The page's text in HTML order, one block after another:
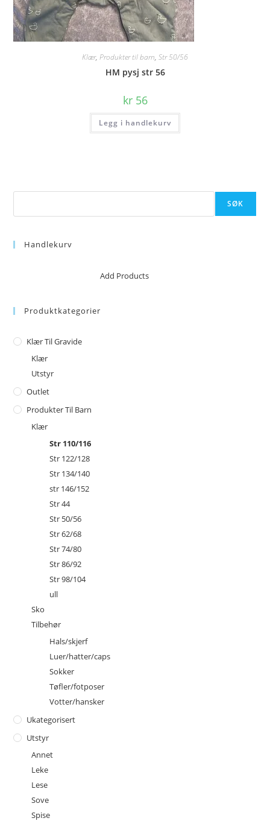
Klær, Produkter til barn, Str 50/56
HM pysj str 56
kr56
Legg i handlekurv
SØK
Handlekurv
No products in the cart.Add Products
Produktkategorier
Klær Til Gravide
Klær
Utstyr
Outlet
Produkter Til Barn
Klær
Str 110/116
Str 122/128
Str 134/140
str 146/152
Str 44
Str 50/56
Str 62/68
Str 74/80
Str 86/92
Str 98/104
ull
Sko
Tilbehør
Hals/skjerf
Luer/hatter/caps
Sokker
Tøfler/fotposer
Votter/hansker
Ukategorisert
Utstyr
Annet
Leke
Lese
Sove
Spise